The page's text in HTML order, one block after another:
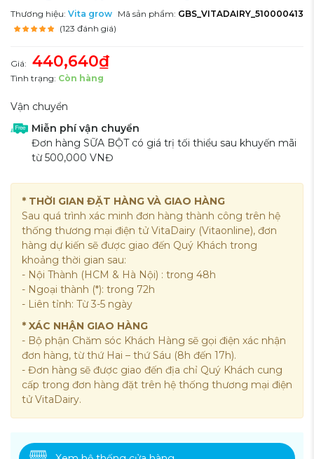
Thương hiệu: Vita grow Mã sản phẩm: GBS_VITADAIRY_510000413
(123 đánh giá)
Giá: 440,640₫
Tình trạng: Còn hàng
Vận chuyển
Miễn phí vận chuyển
Đơn hàng SỮA BỘT có giá trị tối thiểu sau khuyến mãi
từ 500,000 VNĐ
* THỜI GIAN ĐẶT HÀNG VÀ GIAO HÀNG
Sau quá trình xác minh đơn hàng thành công trên hệ
thống thương mại điện tử VitaDairy (Vitaonline), đơn
hàng dự kiến sẽ được giao đến Quý Khách trong
khoảng thời gian sau:
- Nội Thành (HCM & Hà Nội) : trong 48h
- Ngoại thành (*): trong 72h
- Liên tỉnh: Từ 3-5 ngày
* XÁC NHẬN GIAO HÀNG
- Bộ phận Chăm sóc Khách Hàng sẽ gọi điện xác nhận
đơn hàng, từ thứ Hai – thứ Sáu (8h đến 17h).
- Đơn hàng sẽ được giao đến địa chỉ Quý Khách cung
cấp trong đơn hàng đặt trên hệ thống thương mại điện
tử VitaDairy.